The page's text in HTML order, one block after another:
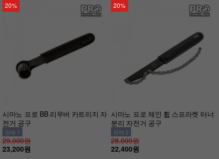
20%
시마노 프로 BB 리무버 카트리지 자
전거 공구
판매 1
29,000원
23,200원
20%
시마노 프로 체인 휩 스프라켓 터너
분리 자전거 공구
판매 2
28,000원
22,400원